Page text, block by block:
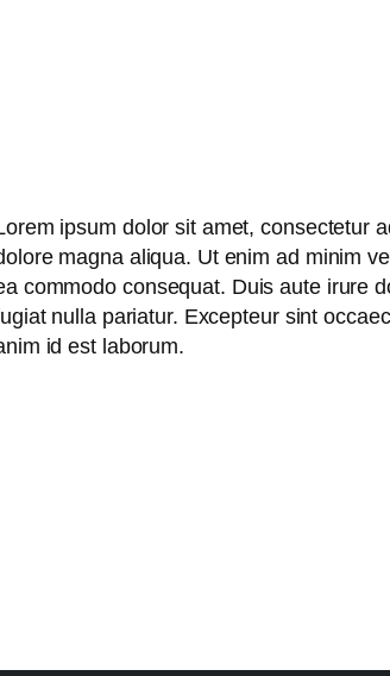
ipsum dolor sit amet, consectetur
magna aliqua. Ut enim ad minim
commodo consequat. Duis aute irure
nulla pariatur. Excepteur sint
id est laborum.